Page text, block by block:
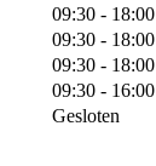
09:30 - 18:00
09:30 - 18:00
09:30 - 18:00
09:30 - 16:00
Gesloten